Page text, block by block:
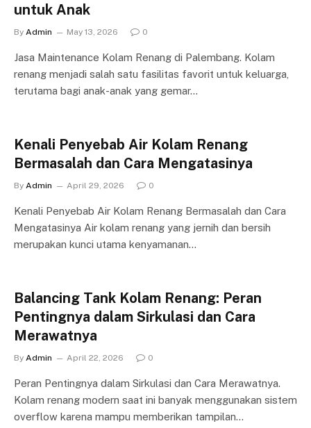
untuk Anak
By Admin May 13, 2026 0
Jasa Maintenance Kolam Renang di Palembang. Kolam
renang menjadi salah satu fasilitas favorit untuk keluarga,
terutama bagi anak-anak yang gemar…
Kenali Penyebab Air Kolam Renang
Bermasalah dan Cara Mengatasinya
By Admin April 29, 2026 0
Kenali Penyebab Air Kolam Renang Bermasalah dan Cara
Mengatasinya Air kolam renang yang jernih dan bersih
merupakan kunci utama kenyamanan…
Balancing Tank Kolam Renang: Peran
Pentingnya dalam Sirkulasi dan Cara
Merawatnya
By Admin April 22, 2026 0
Peran Pentingnya dalam Sirkulasi dan Cara Merawatnya.
Kolam renang modern saat ini banyak menggunakan sistem
overflow karena mampu memberikan tampilan…